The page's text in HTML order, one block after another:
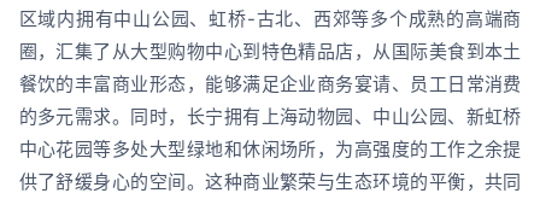
区域内拥有中山公园、虹桥-古北、西郊等多个成熟的高端商
圈，汇集了从大型购物中心到特色精品店，从国际美食到本土
餐饮的丰富商业形态，能够满足企业商务宴请、员工日常消费
的多元需求。同时，长宁拥有上海动物园、中山公园、新虹桥
中心花园等多处大型绿地和休闲场所，为高强度的工作之余提
供了舒缓身心的空间。这种商业繁荣与生态环境的平衡，共同